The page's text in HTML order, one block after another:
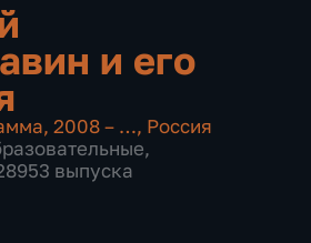
и его
, 2008 – …, Россия
,
выпуска